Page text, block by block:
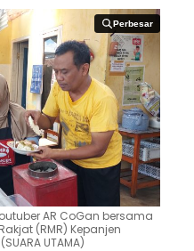
Perbesar
Perbesar
AR CoGan bersama
(RMR) Kepanjen
UTAMA)